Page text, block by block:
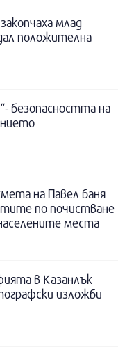
млад
положителна
безопасността на
на Павел баня
по почистване
места
в Казанлък
изложби